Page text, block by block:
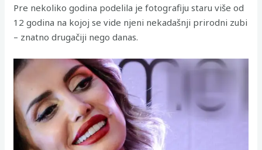
Pre nekoliko godina podelila je fotografiju staru više od
12 godina na kojoj se vide njeni nekadašnji prirodni zubi
– znatno drugačiji nego danas.